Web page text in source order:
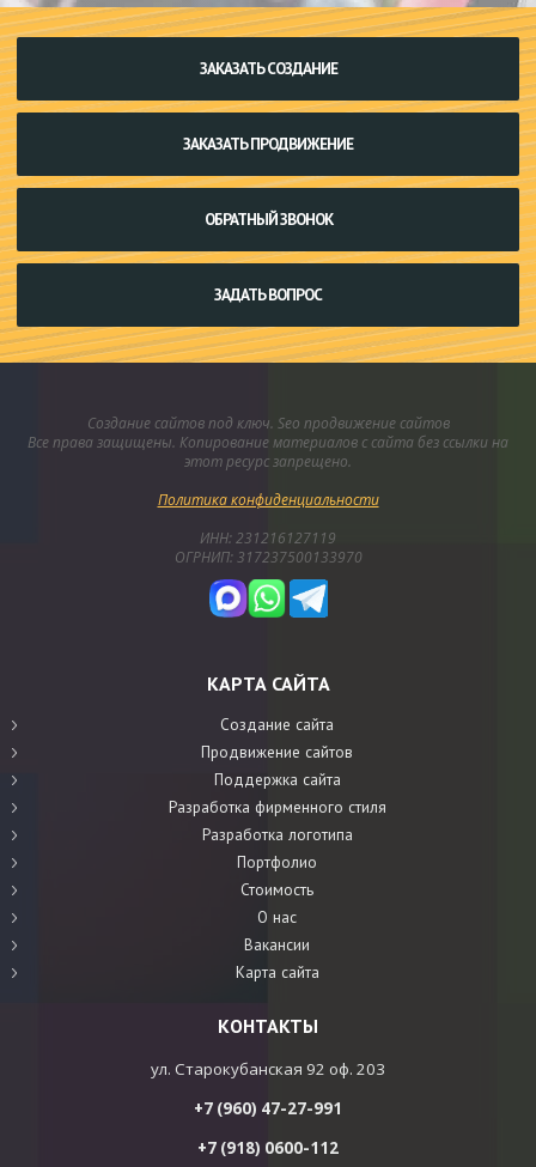
ЗАКАЗАТЬ СОЗДАНИЕ
ЗАКАЗАТЬ ПРОДВИЖЕНИЕ
ОБРАТНЫЙ ЗВОНОК
ЗАДАТЬ ВОПРОС
Создание сайтов под ключ. Seo продвижение сайтов
Все права защищены. Копирование материалов с сайта без ссылки на
этот ресурс запрещено.
Политика конфиденциальности
ИНН: 231216127119
ОГРНИП: 317237500133970
КАРТА САЙТА
Создание сайта
Продвижение сайтов
Поддержка сайта
Разработка фирменного стиля
Разработка логотипа
Портфолио
Стоимость
О нас
Вакансии
Карта сайта
КОНТАКТЫ
ул. Старокубанская 92 оф. 203
+7 (960) 47-27-991
+7 (918) 0600-112